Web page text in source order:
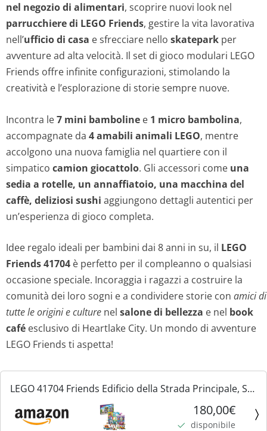
nel negozio di alimentari, scoprire nuovi look nel
parrucchiere di LEGO Friends, gestire la vita lavorativa
nell’ufficio di casa e sfrecciare nello skatepark per
avventure ad alta velocità. Il set di gioco modulari LEGO
Friends offre infinite configurazioni, stimolando la
creatività e l’esplorazione di storie sempre nuove.
Incontra le7 mini bamboline e 1 micro bambolina,
accompagnate da 4 amabili animali LEGO, mentre
accolgono una nuova famiglia nel quartiere con il
simpatico camion giocattolo. Gli accessori come una
sedia a rotelle, un annaffiatoio, una macchina del
caffè, deliziosi sushi aggiungono dettagli autentici per
un’esperienza di gioco completa.
Idee regalo ideali per bambini dai 8 anni in su, il LEGO
Friends 41704 è perfetto per il compleanno o qualsiasi
occasione speciale. Incoraggia i ragazzi a costruire la
comunità dei loro sogni e a condividere storie con amici di
tutte le origini e culture nel salone di bellezza e nel book
café esclusivo di Heartlake City. Un mondo di avventure
LEGO Friends ti aspetta!
LEGO 41704 Friends Edificio della Strada Principale, Set
Costruzioni Modulari con Café di Heartlake City,
Parrucchiere e Casa delle Mini Bambole, Giochi per...
180,00€
disponibile